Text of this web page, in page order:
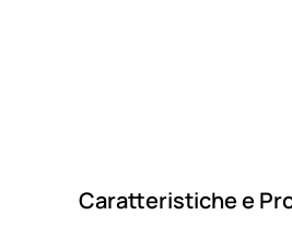
Caratteristiche e